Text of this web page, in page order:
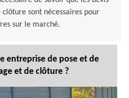
sont nécessaires pour
sur le marché.
entreprise de pose et de
et de clôture ?